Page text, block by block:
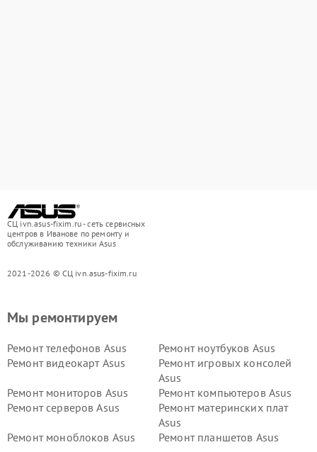
СЦ ivn.asus-fixim.ru - сеть сервисных
центров в Иванове по ремонту и
обслуживанию техники Asus
2021-2026 © СЦ ivn.asus-fixim.ru
Мы ремонтируем
Ремонт телефонов Asus
Ремонт ноутбуков Asus
Ремонт видеокарт Asus
Ремонт игровых консолей
Asus
Ремонт мониторов Asus
Ремонт компьютеров Asus
Ремонт серверов Asus
Ремонт материнских плат
Asus
Ремонт моноблоков Asus
Ремонт планшетов Asus